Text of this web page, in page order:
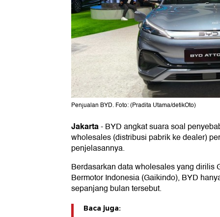
Penjualan BYD. Foto: (Pradita Utama/detikOto)
Jakarta-BYD angkat suara soal
wholesales (distribusi pabrik ke dealer)
penjelasannya.
Berdasarkan data wholesales yang dirilis
Bermotor Indonesia (Gaikindo), BYD
sepanjang bulan tersebut.
Baca juga: